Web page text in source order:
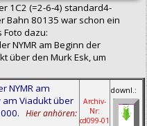
1C2 (=2‑6‑4) standard4-
Bahn 80135 war schon ein
dazu:
NYMR am Beginn der
über den Murk Esk, um
NYMR am
am Viadukt über
Hier anhören:
Archiv-
Nr:
cd099‑01
downl.: